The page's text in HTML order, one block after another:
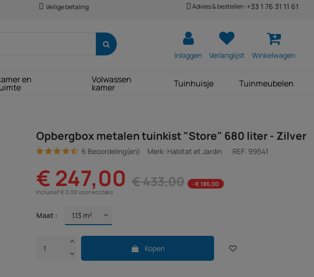
Veilige betaling Advies & bestellen :+33 1 76 31 11 61
Inloggen Verlanglijst Winkelwagen
en Volwassen
kamer Tuinhuisje Tuinmeubelen
Opbergbox metalen tuinkist "Store" 680 liter - Zilver
6 Beoordeling(en) Merk: Habitat et Jardin REF: 99541
€ 247,00 € 433,00
-€ 186,00
Inclusief € 0,00 voor ecotaks
Maat :
Kopen